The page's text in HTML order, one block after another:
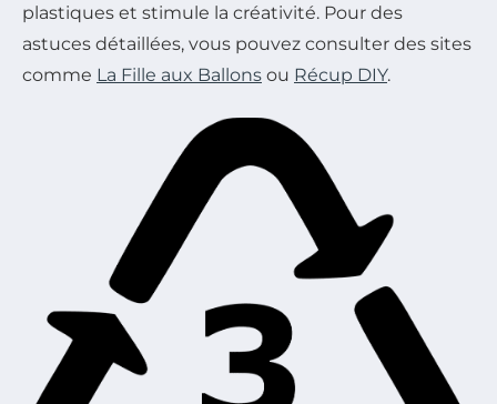
plastiques et stimule la créativité. Pour des
astuces détaillées, vous pouvez consulter des sites
comme La Fille aux Ballons ou Récup DIY.